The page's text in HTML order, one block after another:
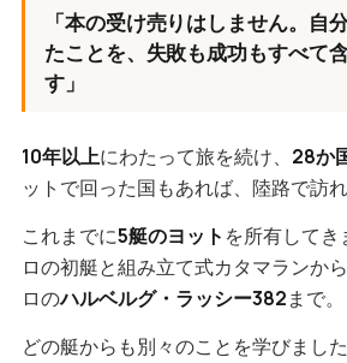
「本の受け売りはしません。自
たことを、失敗も成功もすべて
す」
10年以上にわたって旅を続け、 28か
ットで回った国もあれば、陸路で訪
これまでに5艇のヨット を所有してき
ロの初艇と組み立て式カタマランか
ロのハルベルグ・ラッシー382まで。
どの艇からも別々のことを学びまし